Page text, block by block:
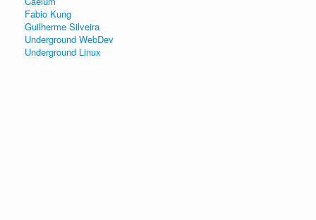
Fabio Kung
Guilherme Silveira
Underground WebDev
Underground Linux